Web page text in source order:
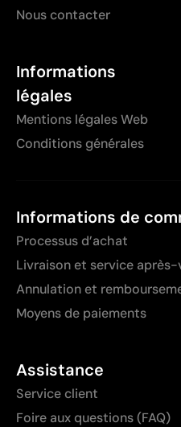
Nous contacter
Informations
légales
Mentions légales Web
Conditions générales
Informations de
Processus d’achat
Livraison et service
Annulation et
Moyens de paiements
Assistance
Service client
Foire aux questions (FAQ)